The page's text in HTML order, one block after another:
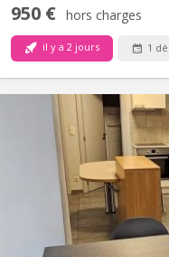
950 € hors charges
il y a 2 jours 1
Dans le centre de
pour jeunes
chambres meublée
pour 4 chambres
électricité),